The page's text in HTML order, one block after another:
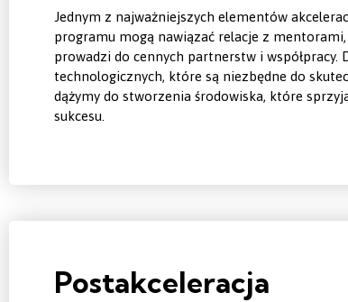
Jednym z najważniejszych elementów
programu mogą nawiązać relacje z
prowadzi do cennych partnerstw i
technologicznych, które są niezbędne do
dążymy do stworzenia środowiska, które
sukcesu.
Postakceleracja